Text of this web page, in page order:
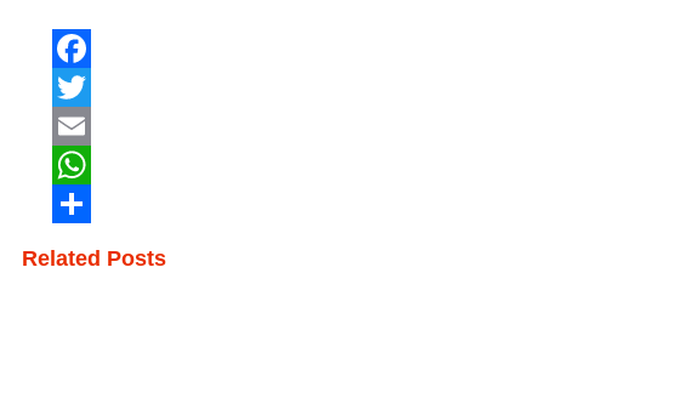
Facebook
Twitter
Email
WhatsApp
Related Posts